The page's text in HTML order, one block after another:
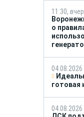
11:30,
о
04.08.2026
готовая
04.08.2026